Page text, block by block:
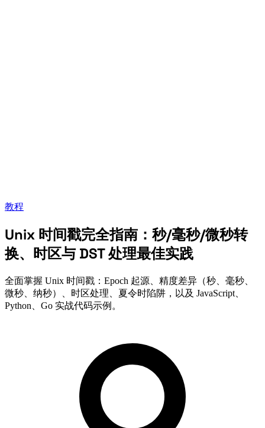
教程
Unix 时间戳完全指南：秒/毫秒/微秒转
换、时区与 DST 处理最佳实践
全面掌握 Unix 时间戳：Epoch 起源、精度差异（秒、毫秒、
微秒、纳秒）、时区处理、夏令时陷阱，以及 JavaScript、
Python、Go 实战代码示例。